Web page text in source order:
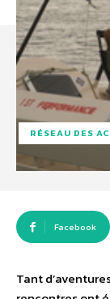
RÉSEAU DES
Facebook
Tant